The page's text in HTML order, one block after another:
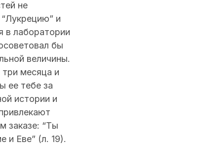
не
и
в лаборатории
бы
величины.
месяца и
ее тебе за
истории и
заказе: “Ты
и Еве” (л. 19).